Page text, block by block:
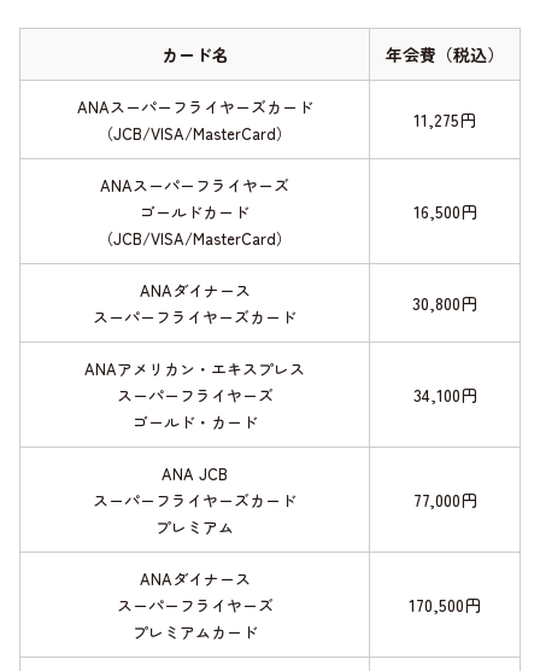
カード名 年会費（税込）
ANAスーパーフライヤーズカード
（JCB/VISA/MasterCard）
11,275円
ANAスーパーフライヤーズ
ゴールドカード
（JCB/VISA/MasterCard）
16,500円
ANAダイナース
スーパーフライヤーズカード
30,800円
ANAアメリカン・エキスプレス
スーパーフライヤーズ
ゴールド・カード
34,100円
ANA JCB
スーパーフライヤーズカード
プレミアム
77,000円
ANAダイナース
スーパーフライヤーズ
プレミアムカード
170,500円